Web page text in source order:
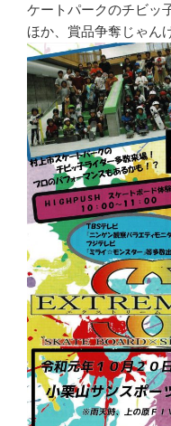
ケートパークのチビッ
ほか、賞品争奪じゃん